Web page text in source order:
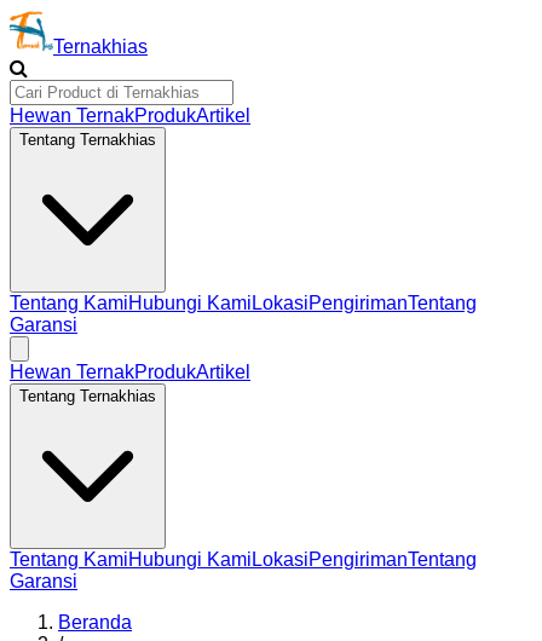
Ternakhias
Hewan TernakProdukArtikel
Tentang Ternakhias
Tentang KamiHubungi Kami LokasiPengirimanTentang
Garansi
Hewan TernakProdukArtikel
Tentang Ternakhias
Tentang KamiHubungi Kami LokasiPengirimanTentang
Garansi
Beranda